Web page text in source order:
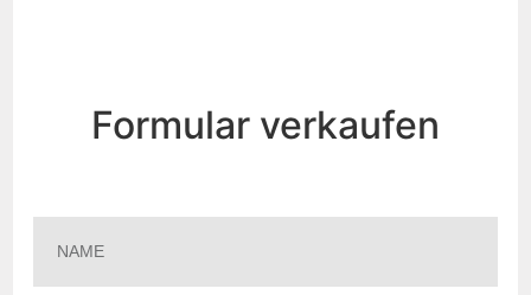
Formular verkaufen